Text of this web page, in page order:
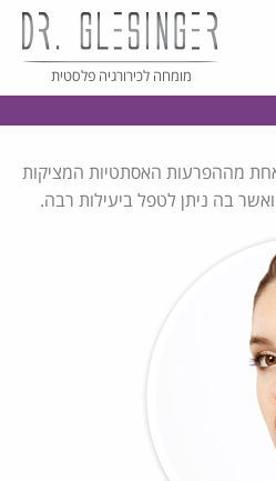
מומחה לכירורגיה פלסטית
אחת מההפרעות האסתטיות המציקות
בה ניתן לטפל ביעילות רבה.